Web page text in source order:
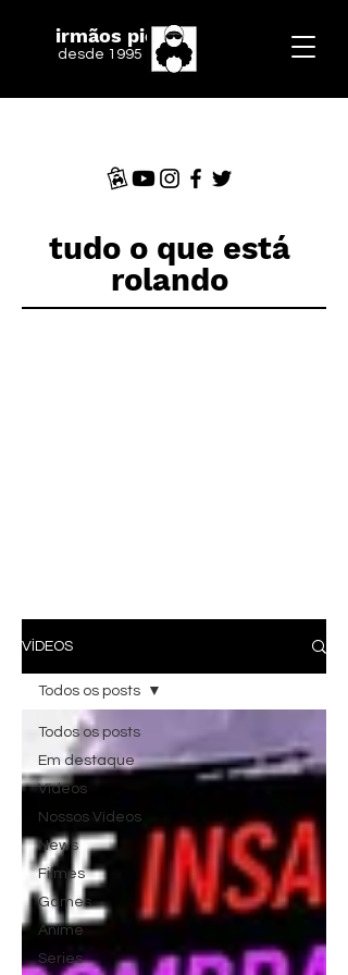
irmãos piologo
desde 1995
tudo o que está
rolando
VÍDEOS
Todos os posts
Em destaque
Vídeos
Nossos Vídeos
News
Filmes
Games
Anime
Series
Todos os posts